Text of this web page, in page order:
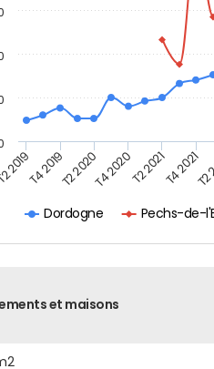
Dordogne Pechs-de-
2019T4 2019T2 2020T4 2020T2 2021T4 2021
et maisons